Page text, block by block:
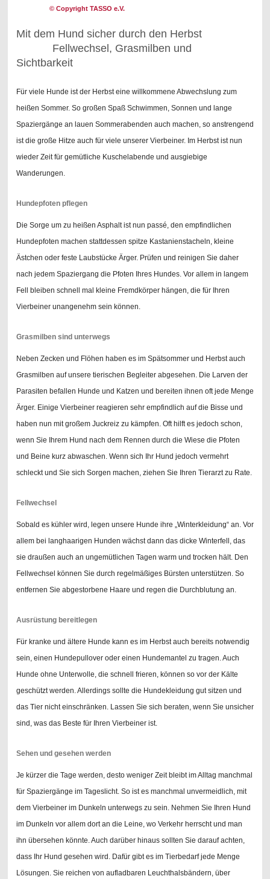
© Copyright TASSO e.V.
Mit dem Hund sicher durch den Herbst
Fellwechsel, Grasmilben und
Sichtbarkeit
Für viele Hunde ist der Herbst eine willkommene Abwechslung zum
heißen Sommer. So großen Spaß Schwimmen, Sonnen und lange
Spaziergänge an lauen Sommerabenden auch machen, so anstrengend
ist die große Hitze auch für viele unserer Vierbeiner. Im Herbst ist nun
wieder Zeit für gemütliche Kuschelabende und ausgiebige
Wanderungen.
Hundepfoten pflegen
Die Sorge um zu heißen Asphalt ist nun passé, den empfindlichen
Hundepfoten machen stattdessen spitze Kastanienstacheln, kleine
Ästchen oder feste Laubstücke Ärger. Prüfen und reinigen Sie daher
nach jedem Spaziergang die Pfoten Ihres Hundes. Vor allem in langem
Fell bleiben schnell mal kleine Fremdkörper hängen, die für Ihren
Vierbeiner unangenehm sein können.
Grasmilben sind unterwegs
Neben Zecken und Flöhen haben es im Spätsommer und Herbst auch
Grasmilben auf unsere tierischen Begleiter abgesehen. Die Larven der
Parasiten befallen Hunde und Katzen und bereiten ihnen oft jede Menge
Ärger. Einige Vierbeiner reagieren sehr empfindlich auf die Bisse und
haben nun mit großem Juckreiz zu kämpfen. Oft hilft es jedoch schon,
wenn Sie Ihrem Hund nach dem Rennen durch die Wiese die Pfoten
und Beine kurz abwaschen. Wenn sich Ihr Hund jedoch vermehrt
schleckt und Sie sich Sorgen machen, ziehen Sie Ihren Tierarzt zu Rate.
Fellwechsel
Sobald es kühler wird, legen unsere Hunde ihre „Winterkleidung“ an. Vor
allem bei langhaarigen Hunden wächst dann das dicke Winterfell, das
sie draußen auch an ungemütlichen Tagen warm und trocken hält. Den
Fellwechsel können Sie durch regelmäßiges Bürsten unterstützen. So
entfernen Sie abgestorbene Haare und regen die Durchblutung an.
Ausrüstung bereitlegen
Für kranke und ältere Hunde kann es im Herbst auch bereits notwendig
sein, einen Hundepullover oder einen Hundemantel zu tragen. Auch
Hunde ohne Unterwolle, die schnell frieren, können so vor der Kälte
geschützt werden. Allerdings sollte die Hundekleidung gut sitzen und
das Tier nicht einschränken. Lassen Sie sich beraten, wenn Sie unsicher
sind, was das Beste für Ihren Vierbeiner ist.
Sehen und gesehen werden
Je kürzer die Tage werden, desto weniger Zeit bleibt im Alltag manchmal
für Spaziergänge im Tageslicht. So ist es manchmal unvermeidlich, mit
dem Vierbeiner im Dunkeln unterwegs zu sein. Nehmen Sie Ihren Hund
im Dunkeln vor allem dort an die Leine, wo Verkehr herrscht und man
ihn übersehen könnte. Auch darüber hinaus sollten Sie darauf achten,
dass Ihr Hund gesehen wird. Dafür gibt es im Tierbedarf jede Menge
Lösungen. Sie reichen von aufladbaren Leuchthalsbändern, über